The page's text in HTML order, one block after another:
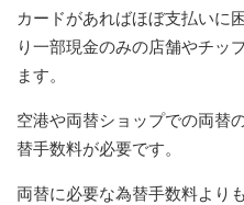
カードがあればほぼ支払いに
り一部現金のみの店舗やチッ
ます。
空港や両替ショップでの両替
替手数料が必要です。
両替に必要な為替手数料よりも